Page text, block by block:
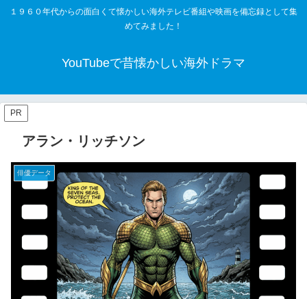
１９６０年代からの面白くて懐かしい海外テレビ番組や映画を備忘録として集
めてみました！
YouTubeで昔懐かしい海外ドラマ
PR
アラン・リッチソン
俳優データ